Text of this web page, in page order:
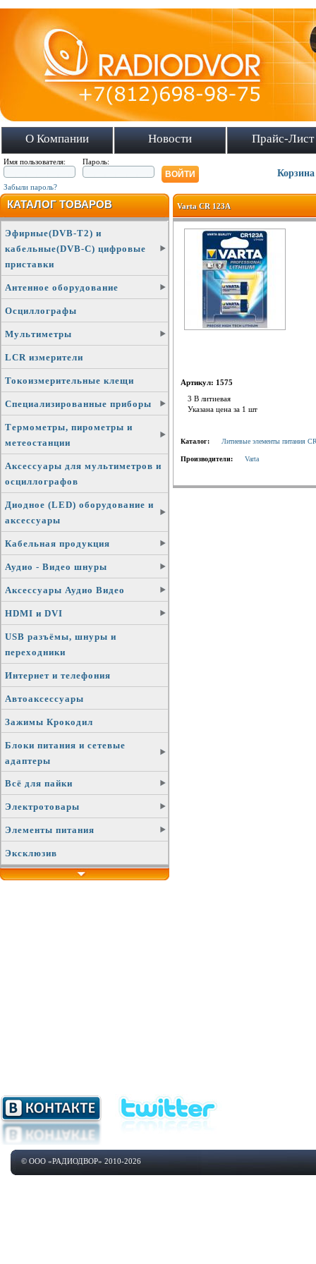
О Компании Новости Прайс-Лист
Имя пользователя: Пароль:
Забыли пароль?
Корзина
КАТАЛОГ ТОВАРОВ
Эфирные(DVB-T2) и
кабельные(DVB-C) цифровые
приставки
Антенное оборудование
Осциллографы
Мультиметры
LCR измерители
Токоизмерительные клещи
Специализированные приборы
Термометры, пирометры и
метеостанции
Аксессуары для мультиметров и
осциллографов
Диодное (LED) оборудование и
аксессуары
Кабельная продукция
Аудио - Видео шнуры
Аксессуары Аудио Видео
HDMI и DVI
USB разъёмы, шнуры и
переходники
Интернет и телефония
Автоаксессуары
Зажимы Крокодил
Блоки питания и сетевые
адаптеры
Всё для пайки
Электротовары
Элементы питания
Эксклюзив
Varta CR 123A
Артикул: 1575
3 В литиевая
Указана цена за 1 шт
Каталог: Литиевые элементы питания
Производители: Varta
© ООО «РАДИОДВОР» 2010-2026